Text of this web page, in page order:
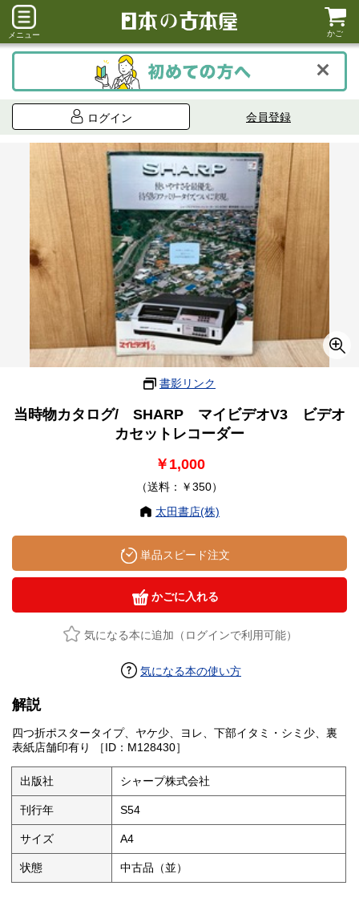
メニュー かご
ログイン 会員登録
書影リンク
当時物カタログ/ SHARP マイビデオV3 ビデオ
カセットレコーダー
￥1,000
（送料：￥350）
太田書店(株)
単品スピード注文
かごに入れる
気になる本に追加（ログインで利用可能）
気になる本の使い方
解説
四つ折ポスタータイプ、ヤケ少、ヨレ、下部イタミ・シミ少、裏
表紙店舗印有り ［ID：M128430］
出版社 シャープ株式会社
刊行年 S54
サイズ A4
状態 中古品（並）